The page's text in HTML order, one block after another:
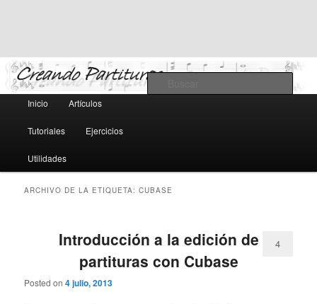
Teoría y notación musical, software y MIDI
Menú
Ir
al
contenido
principal
Ir
al
contenido
secundario
Inicio Artículos
Tutoriales Ejercicios
Utilidades
ARCHIVO DE LA ETIQUETA:CUBASE
Introducción a la edición de
partituras con Cubase
Posted on4 julio, 2013
4